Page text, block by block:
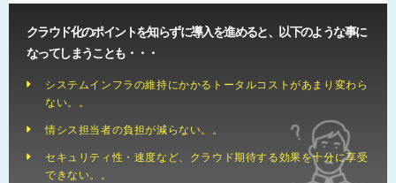
クラウド化のポイントを知らずに導入を進めると、以下のような事に
なってしまうことも・・・
システムインフラの維持にかかるトータルコストがあまり変わら
ない。。
情シス担当者の負担が減らない。。
セキュリティ性・速度など、クラウド期待する効果を十分に享受
できない。。